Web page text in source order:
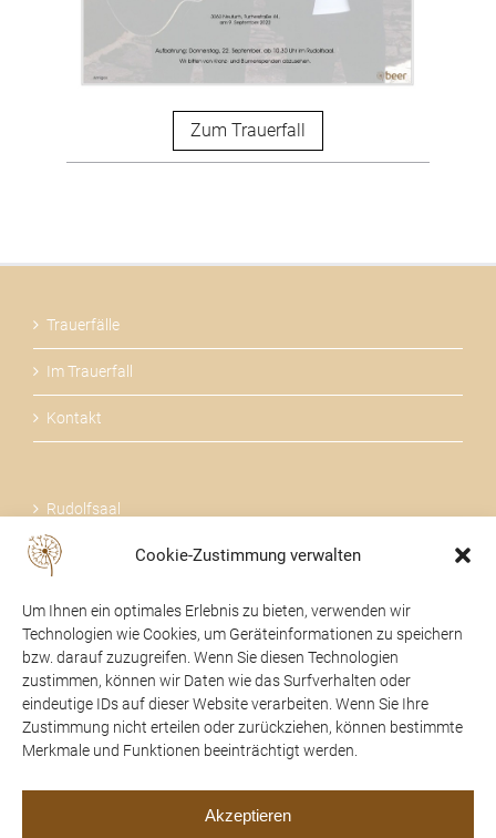
Cookie-Zustimmung verwalten
Um Ihnen ein optimales Erlebnis zu bieten, verwenden wir
Technologien wie Cookies, um Geräteinformationen zu speichern
bzw. darauf zuzugreifen. Wenn Sie diesen Technologien
zustimmen, können wir Daten wie das Surfverhalten oder
eindeutige IDs auf dieser Website verarbeiten. Wenn Sie Ihre
Zustimmung nicht erteilen oder zurückziehen, können bestimmte
Merkmale und Funktionen beeinträchtigt werden.
Akzeptieren
Zum Trauerfall
Trauerfälle
Im Trauerfall
Kontakt
Rudolfsaal
Über uns
24 STUNDEN FÜR SIE DA
07475 / 52104
office@trauerhilfe-beer.at